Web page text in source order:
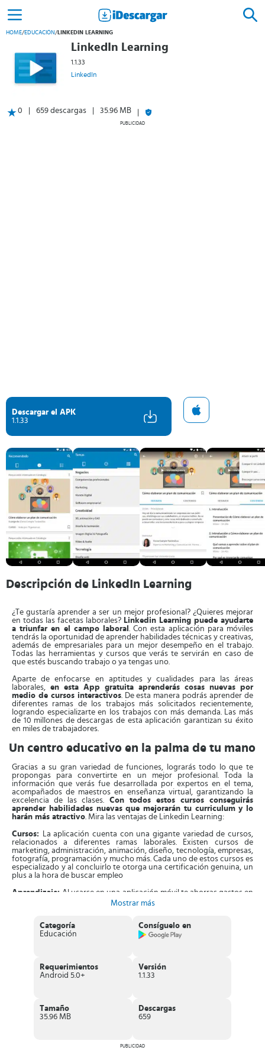
HOME/EDUCACIÓN/ LINKEDIN LEARNING
LinkedIn Learning
1.1.33
LinkedIn
0 659 descargas 35.96 MB
PUBLICIDAD
Descargar el APK
1.1.33
Descripción de LinkedIn Learning
¿Te gustaría aprender a ser un mejor profesional? ¿Quieres mejorar
en todas las facetas laborales?Linkedin Learning puede ayudarte
a triunfar en el campo laboral . Con esta aplicación para móviles
tendrás la oportunidad de aprender habilidades técnicas y creativas,
además de empresariales para un mejor desempeño en el trabajo.
Todas las herramientas y cursos que verás te servirán en caso de
que estés buscando trabajo o ya tengas uno.
Aparte de enfocarse en aptitudes y cualidades para las áreas
laborales, en esta App gratuita aprenderás cosas nuevas por
medio de cursos interactivos. De esta manera podrás aprender de
diferentes ramas de los trabajos más solicitados recientemente,
logrando especializarte en los trabajos con más demanda. Las más
de 10 millones de descargas de esta aplicación garantizan su éxito
en miles de trabajadores.
Un centro educativo en la palma de tu mano
Gracias a su gran variedad de funciones, lograrás todo lo que te
propongas para convertirte en un mejor profesional. Toda la
información que verás fue desarrollada por expertos en el tema,
acompañados de maestros en enseñanza virtual, garantizando la
excelencia de las clases. Con todos estos cursos conseguirás
aprender habilidades nuevas que mejorarán tu curriculum y lo
harán más atractivo. Mira las ventajas de Linkedin Learning:
Cursos:
La aplicación cuenta con una gigante variedad de cursos,
relacionados a diferentes ramas laborales. Existen cursos de
marketing, administración, animación, diseño, tecnología, empresas,
fotografía, programación y mucho más. Cada uno de estos cursos es
especializado y al concluirlo te otorga una certificación genuina, un
plus a la hora de buscar empleo
Aprendizaje: Al usarse en una aplicación móvil te ahorras gastos en
transporte, además tendrás facilidades de horario. Lo mejor de todo
video es interactiva, dada por profesionales y diseñada para un
aprendizaje completo y preciso. Las evaluaciones son periódicas,
hayas escogido por ti mismo, podrás actualizar tu perfil. Este perfil
de Linkedin permitirá que empresas puedan conocer acerca de ti,
Utilidades:Por medio de funciones atractivas, todo el proceso de
clases para verlas cuando quieras. Incluso tendrás la oportunidad de
Mostrar más
Categoría
Educación
Consíguelo en
Requerimientos
Android 5.0+
Versión
1.1.33
Tamaño
35.96 MB
Descargas
659
PUBLICIDAD